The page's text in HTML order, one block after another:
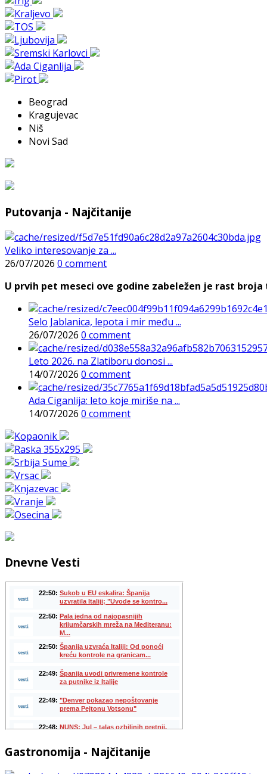
Beograd
Kragujevac
Niš
Novi Sad
Putovanja - Najčitanije
Veliko interesovanje za ...
26/07/2026 0 comment
U prvih pet meseci ove godine zabeležen je rast
Selo Jablanica, lepota i mir među ...
26/07/2026 0 comment
Leto 2026. na Zlatiboru donosi ...
14/07/2026 0 comment
Ada Ciganlija: leto koje miriše na ...
14/07/2026 0 comment
Dnevne Vesti
Gastronomija - Najčitanije